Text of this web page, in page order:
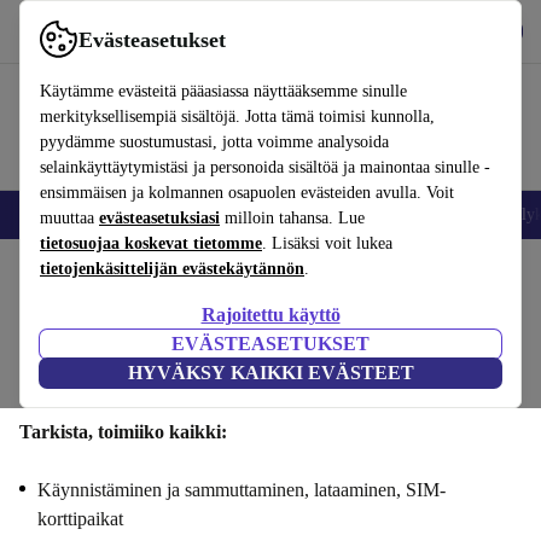
Evästeasetukset
Käytämme evästeitä pääasiassa näyttääksemme sinulle
merkityksellisempiä sisältöjä. Jotta tämä toimisi kunnolla,
pyydämme suostumustasi, jotta voimme analysoida
selainkäyttäytymistäsi ja personoida sisältöä ja mainontaa sinulle -
ensimmäisen ja kolmannen osapuolen evästeiden avulla. Voit
muuttaa evästeasetuksiasi milloin tahansa. Lue
tietosuojaa koskevat tietomme. Lisäksi voit lukea
tietojenkäsittelijän evästekäytännön.
Rajoitettu käyttö
EVÄSTEASETUKSET
HYVÄKSY KAIKKI EVÄSTEET
Käytä refurbed-palvelua nopeasti ja helposti
Matkapuhelimet ja älypuhelimet Kannettavat tietokoneet
Vaiheet 1/4
Toiminnallisuus Tekniset tiedot Tarjous Henkilötiedot
Tarkista, toimiiko kaikki:
Käynnistäminen ja sammuttaminen, lataaminen, SIM-
korttipaikat